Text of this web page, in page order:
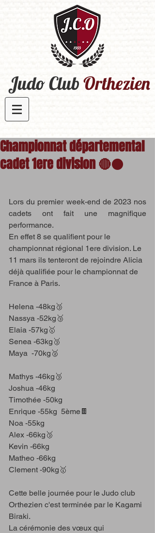
Judo ClubOrthezien​
Championnat départemental
cadet 1ere division 🔴⚫️
Lors du premier week-end de 2023 nos
cadets ont fait une magnifique
performance.
En effet 8 se qualifient pour le
championnat régional 1ere division. Le
11 mars ils tenteront de rejoindre Alicia
déjà qualifiée pour le championnat de
France à Paris.
Helena -48kg🥉
Nassya -52kg🥉
Elaia -57kg🥇
Senea -63kg🥉
Maya  -70kg🥈
Mathys -46kg🥉
Joshua -46kg
Timothée -50kg
Enrique -55kg  5ème🍫
Noa -55kg
Alex -66kg🥉
Kevin -66kg
Matheo -66kg
Clement -90kg🥇
Cette belle journée pour le Judo club
Orthezien c'est terminée par le Kagami
Biraki.
La cérémonie des vœux qui